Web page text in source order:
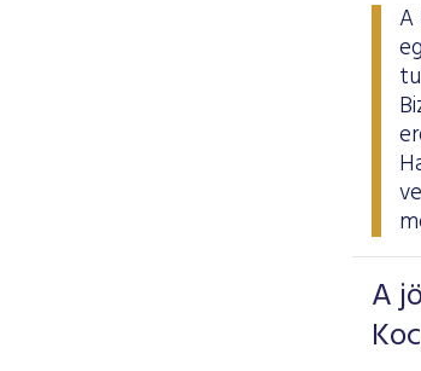
A
A